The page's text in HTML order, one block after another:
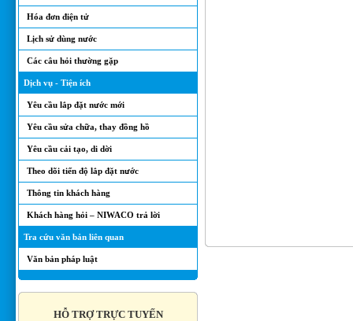
Hóa đơn điện tử
Lịch sử dùng nước
Các câu hỏi thường gặp
Dịch vụ - Tiện ích
Yêu cầu lắp đặt nước mới
Yêu cầu sửa chữa, thay đồng hồ
Yêu cầu cải tạo, di dời
Theo dõi tiến độ lắp đặt nước
Thông tin khách hàng
Khách hàng hỏi – NIWACO trả lời
Tra cứu văn bản liên quan
Văn bản pháp luật
HỖ TRỢ TRỰC TUYẾN